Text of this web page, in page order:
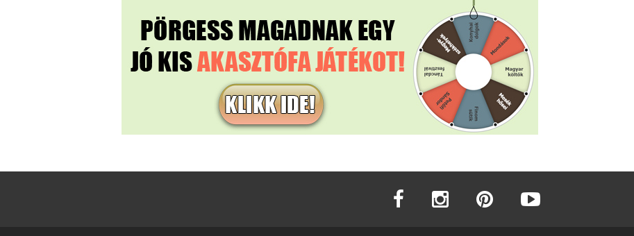
facebook instagram